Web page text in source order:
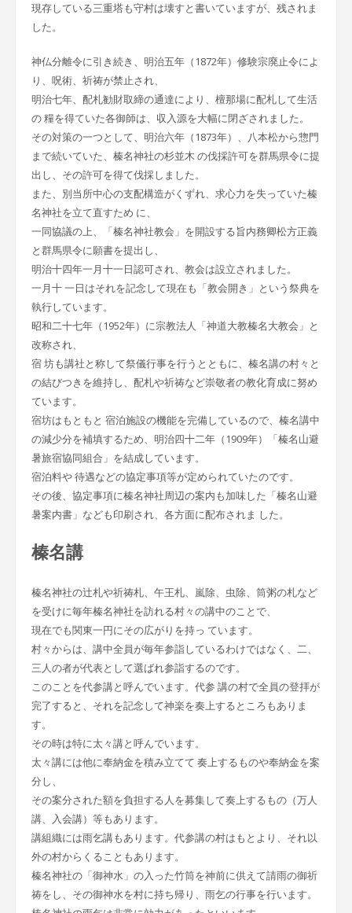
現存している三重塔も守村は壊すと書いていますが、残されま
した。
神仏分離令に引き続き、明治五年（1872年）修験宗廃止令によ
り、呪術、祈祷が禁止され、
明治七年、配札勧財取締の通達により、檀那場に配札して生活
の 糧を得ていた各御師は、収入源を大幅に閉ざされました。
その対策の一つとして、明治六年（1873年）、八本松から惣門
まで続いていた、榛名神社の杉並木 の伐採許可を群馬県令に提
出し、その許可を得て伐採しました。
また、別当所中心の支配構造がくずれ、求心力を失っていた榛
名神社を立て直すため に、
一同協議の上、「榛名神社教会」を開設する旨内務卿松方正義
と群馬県令に願書を提出し、
明治十四年一月十一日認可され、教会は設立されました。
一月十 一日はそれを記念して現在も「教会開き」という祭典を
執行しています。
昭和二十七年（1952年）に宗教法人「神道大教榛名大教会」と
改称され、
宿 坊も講社と称して祭儀行事を行うとともに、榛名講の村々と
の結びつきを維持し、配札や祈祷など崇敬者の教化育成に努め
ています。
宿坊はもともと 宿泊施設の機能を完備しているので、榛名講中
の減少分を補填するため、明治四十二年（1909年）「榛名山避
暑旅宿協同組合」を結成しています。
宿泊料や 待遇などの協定事項等が定められていたのです。
その後、協定事項に榛名神社周辺の案内も加味した「榛名山避
暑案内書」なども印刷され、各方面に配布されま した。
榛名講
榛名神社の辻札や祈祷札、午王札、嵐除、虫除、筒粥の札など
を受けに毎年榛名神社を訪れる村々の講中のことで、
現在でも関東一円にその広がりを持っ ています。
村々からは、講中全員が毎年参詣しているわけではなく、二、
三人の者が代表として選ばれ参詣するのです。
このことを代参講と呼んでいます。代参 講の村で全員の登拝が
完了すると、それを記念して神楽を奏上するところもありま
す。
その時は特に太々講と呼んでいます。
太々講には他に奉納金を積み立てて 奏上するものや奉納金を案
分し、
その案分された額を負担する人を募集して奏上するもの（万人
講、入会講）等もあります。
講組織には雨乞講もあります。代参講の村はもとより、それ以
外の村からくることもあります。
榛名神社の「御神水」の入った竹筒を神前に供えて請雨の御祈
祷をし、その御神水を村に持ち帰り、雨乞の行事を行います。